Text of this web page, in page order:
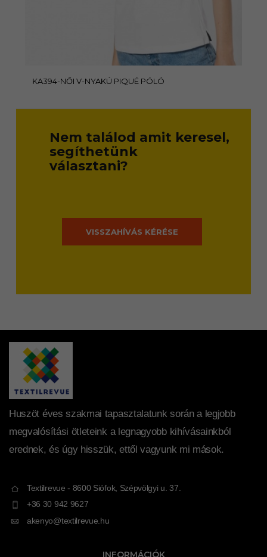
KA394-NŐI V-NYAKÚ PIQUÉ PÓLÓ
Nem találod amit keresel,
segíthetünk
választani?
VISSZAHÍVÁS KÉRÉSE
Huszöt éves szakmai tapasztalatunk során a legjobb
megvalósítási ötleteink a legnagyobb kihívásainkból
erednek, és úgy hisszük, ettől vagyunk mi mások.
Textilrevue - 8600 Siófok, Szépvölgyi u. 37.
+36 30 942 9627
akenyo@textilrevue.hu
INFORMÁCIÓK